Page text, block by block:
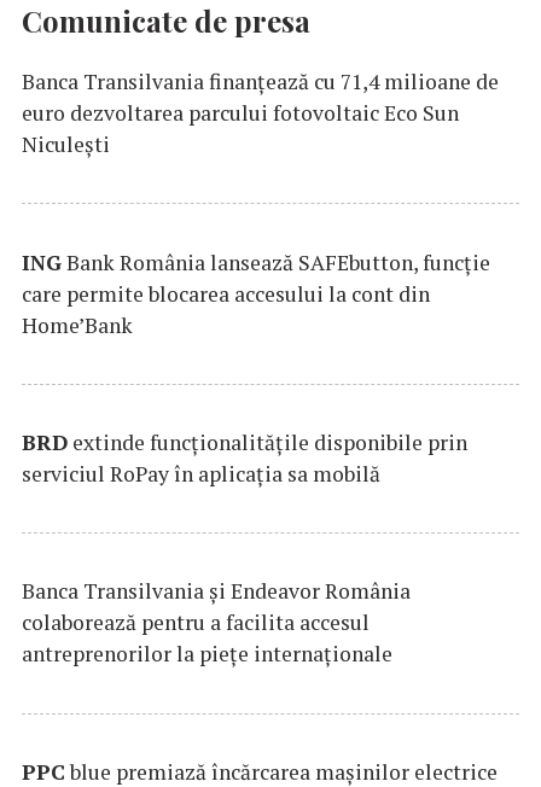
Comunicate de presa
Banca Transilvania finanțează cu 71,4 milioane de
euro dezvoltarea parcului fotovoltaic Eco Sun
Niculești
INGBank România lansează SAFEbutton, funcţie
care permite blocarea accesului la cont din
Home’Bank
BRD extinde funcţionalităţile disponibile prin
serviciul RoPay în aplicaţia sa mobilă
Banca Transilvania şi Endeavor România
colaborează pentru a facilita accesul
antreprenorilor la pieţe internaţionale
PPCblue premiază încărcarea maşinilor electrice